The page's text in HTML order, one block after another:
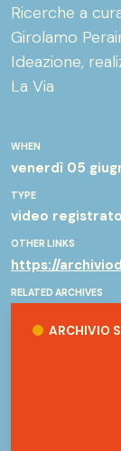
WHEN
venerdì 05
TYPE
video registrato
OTHER LINKS
https://
RELATED ARCHIVES
ARCHIVIO
Ricerche a
Girolamo
Ideazione,
La Via